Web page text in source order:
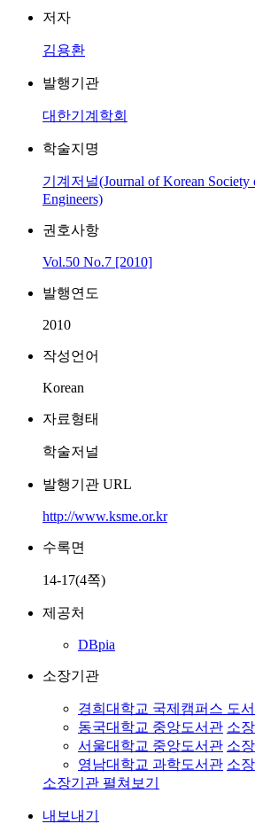
저자
김용환
발행기관
대한기계학회
학술지명
기계저널(Journal of Korean Society
Engineers)
권호사항
Vol.50 No.7 [2010]
발행연도
2010
작성언어
Korean
자료형태
학술저널
발행기관 URL
http://www.ksme.or.kr
수록면
14-17(4쪽)
제공처
DBpia
소장기관
경희대학교 국제캠퍼스 도
동국대학교 중앙도서관 소
서울대학교 중앙도서관 소
영남대학교 과학도서관 소
소장기관 펼쳐보기
내보내기